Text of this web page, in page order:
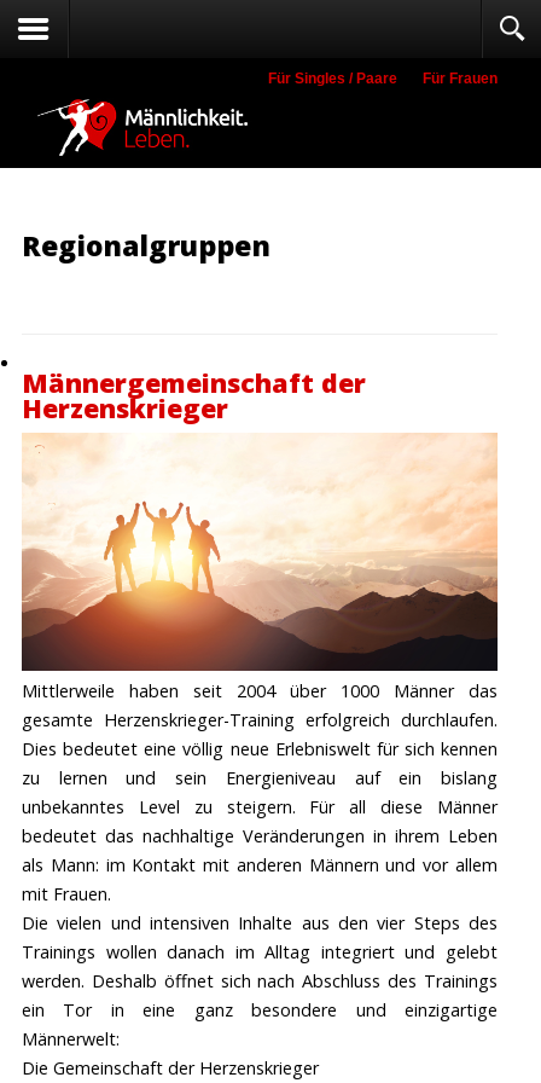
Für Singles / Paare Für Frauen
Suche
Regionalgruppen
Männergemeinschaft der
Herzenskrieger
Mittlerweile haben seit 2004 über 1000 Männer das
gesamte Herzenskrieger-Training erfolgreich durchlaufen.
Dies bedeutet eine völlig neue Erlebniswelt für sich kennen
zu lernen und sein Energieniveau auf ein bislang
unbekanntes Level zu steigern. Für all diese Männer
bedeutet das nachhaltige Veränderungen in ihrem Leben
als Mann: im Kontakt mit anderen Männern und vor allem
mit Frauen.
Die vielen und intensiven Inhalte aus den vier Steps des
Trainings wollen danach im Alltag integriert und gelebt
werden. Deshalb öffnet sich nach Abschluss des Trainings
ein Tor in eine ganz besondere und einzigartige
Männerwelt:
Die Gemeinschaft der Herzenskrieger